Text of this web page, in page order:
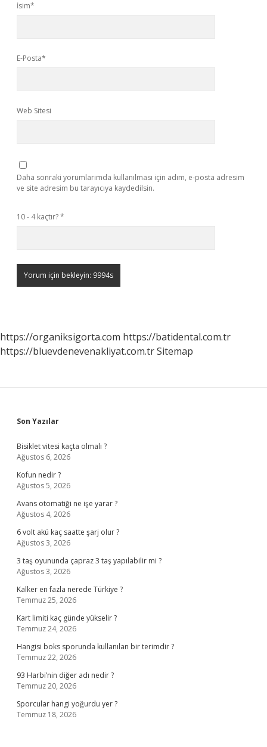
İsim*
E-Posta*
Web Sitesi
Daha sonraki yorumlarımda kullanılması için adım, e-posta adresim
ve site adresim bu tarayıcıya kaydedilsin.
10 - 4 kaçtır?*
https://organiksigorta.com https://batidental.com.tr
https://bluevdenevenakliyat.com.trSitemap
Sidebar
Son Yazılar
Bisiklet vitesi kaçta olmalı ?
Ağustos 6, 2026
Kofun nedir ?
Ağustos 5, 2026
Avans otomatiği ne işe yarar ?
Ağustos 4, 2026
6 volt akü kaç saatte şarj olur ?
Ağustos 3, 2026
3 taş oyununda çapraz 3 taş yapılabilir mi ?
Ağustos 3, 2026
Kalker en fazla nerede Türkiye ?
Temmuz 25, 2026
Kart limiti kaç günde yükselir ?
Temmuz 24, 2026
Hangisi boks sporunda kullanılan bir terimdir ?
Temmuz 22, 2026
93 Harbi’nin diğer adı nedir ?
Temmuz 20, 2026
Sporcular hangi yoğurdu yer ?
Temmuz 18, 2026